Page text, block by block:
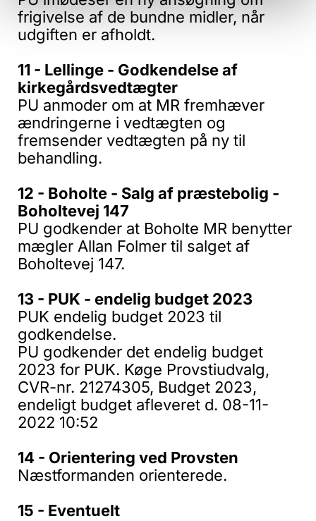
frigivelse af de bundne midler, når
udgiften er afholdt.
11 - Lellinge - Godkendelse af
kirkegårdsvedtægter
PU anmoder om at MR fremhæver
ændringerne i vedtægten og
fremsender vedtægten på ny til
behandling.
12 - Boholte - Salg af præstebolig -
Boholtevej 147
PU godkender at Boholte MR benytter
mægler Allan Folmer til salget af
Boholtevej 147.
13 - PUK - endelig budget 2023
PUK endelig budget 2023 til
godkendelse.
PU godkender det endelig budget
2023 for PUK. Køge Provstiudvalg,
CVR-nr. 21274305, Budget 2023,
endeligt budget afleveret d. 08-11-
2022 10:52
14 - Orientering ved Provsten
Næstformanden orienterede.
15 - Eventuelt